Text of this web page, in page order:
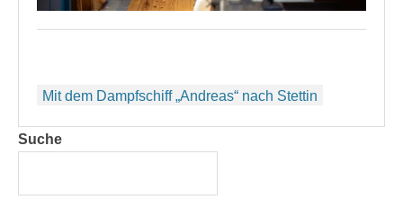
Beitragsnavigation
Mit dem Dampfschiff „Andreas“ nach Stettin
Suche